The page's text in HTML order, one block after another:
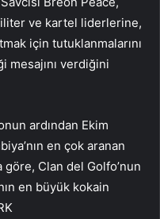
ve kartel liderlerine,
için tutuklanmalarını
mesajını verdiğini
ardından Ekim
en çok aranan
göre, Clan del Golfo’nun
en büyük kokain